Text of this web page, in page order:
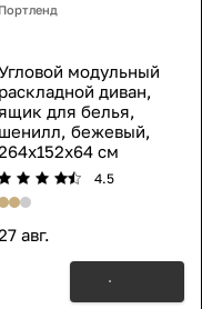
Портленд
модульный
раскладной диван,
ящик для белья,
шенилл, бежевый,
см
4.5
авг.